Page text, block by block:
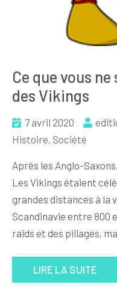
Ce que vous
des Vikings
7 avril 2020
Histoire, Société
Après les Anglo-
Les Vikings étaient
grandes distances à la
Scandinavie entre 800
raids et des pillages,
LIRE LA SUITE